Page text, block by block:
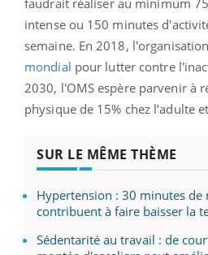
faudrait réaliser au minimum
intense ou 150 minutes
semaine. En 2018,
mondial pour lutter contre
2030, l'OMS espère parvenir à
physique de 15% chez l’adulte
SUR LE MÊME THÈME
Hypertension : 30 minutes de
contribuent à faire baisser la
Sédentarité au travail : de